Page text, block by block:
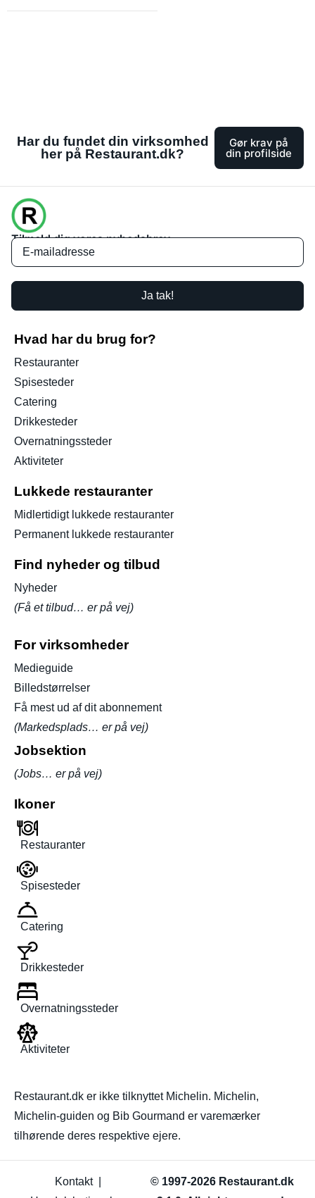
Har du fundet din virksomhed
her på Restaurant.dk?
Gør krav på
din profilside
Tilmeld dig vores nyhedsbrev
Ja tak!
Hvad har du brug for?
Restauranter
Spisesteder
Catering
Drikkesteder
Overnatningssteder
Aktiviteter
Lukkede restauranter
Midlertidigt lukkede restauranter
Permanent lukkede restauranter
Find nyheder og tilbud
Nyheder
(Få et tilbud… er på vej)
For virksomheder
Medieguide
Billedstørrelser
Få mest ud af dit abonnement
(Markedsplads… er på vej)
Jobsektion
(Jobs… er på vej)
Ikoner
Restauranter
Spisesteder
Catering
Drikkesteder
Overnatningssteder
Aktiviteter
Restaurant.dk er ikke tilknyttet Michelin. Michelin,
Michelin-guiden og Bib Gourmand er varemærker
tilhørende deres respektive ejere.
© 1997-2026 Restaurant.dk
Kontakt|